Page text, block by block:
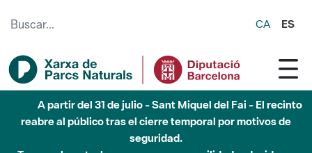
CA ES
A partir del 31 de julio - Sant Miquel del Fai - El recinto
reabre al público tras el cierre temporal por motivos de
seguridad.